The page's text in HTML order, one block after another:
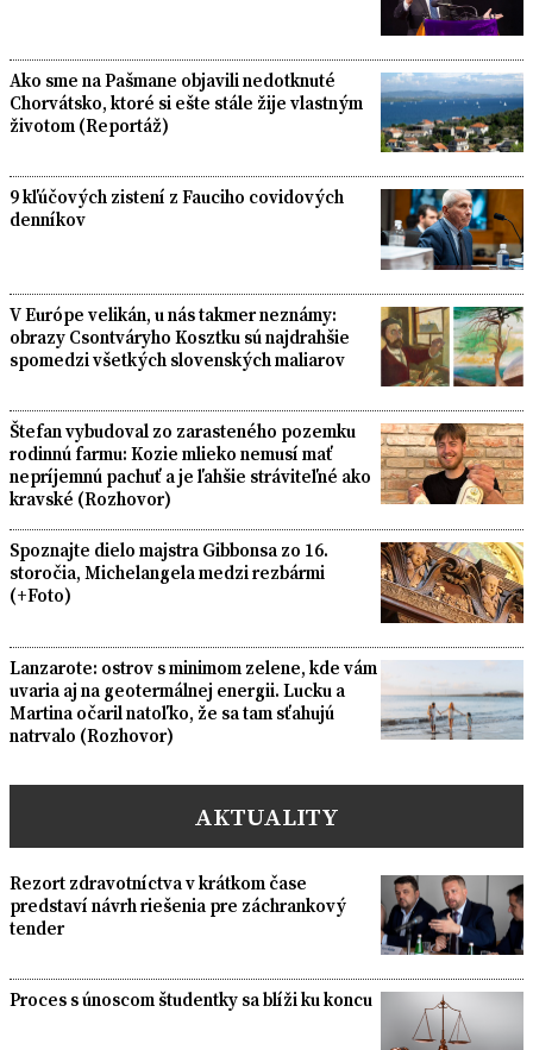
Ako sme na Pašmane objavili nedotknuté
Chorvátsko, ktoré si ešte stále žije vlastným
životom (Reportáž)
9 kľúčových zistení z Fauciho covidových
denníkov
V Európe velikán, u nás takmer neznámy:
obrazy Csontváryho Kosztku sú najdrahšie
spomedzi všetkých slovenských maliarov
Štefan vybudoval zo zarasteného pozemku
rodinnú farmu: Kozie mlieko nemusí mať
nepríjemnú pachuť a je ľahšie stráviteľné ako
kravské (Rozhovor)
Spoznajte dielo majstra Gibbonsa zo 16.
storočia, Michelangela medzi rezbármi
(+Foto)
Lanzarote: ostrov s minimom zelene, kde vám
uvaria aj na geotermálnej energii. Lucku a
Martina očaril natoľko, že sa tam sťahujú
natrvalo (Rozhovor)
AKTUALITY
Rezort zdravotníctva v krátkom čase
predstaví návrh riešenia pre záchrankový
tender
Proces s únoscom študentky sa blíži ku koncu